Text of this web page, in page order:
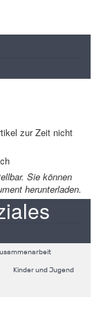
zur Zeit nicht
Sie können
herunterladen.
Kinder und Jugend